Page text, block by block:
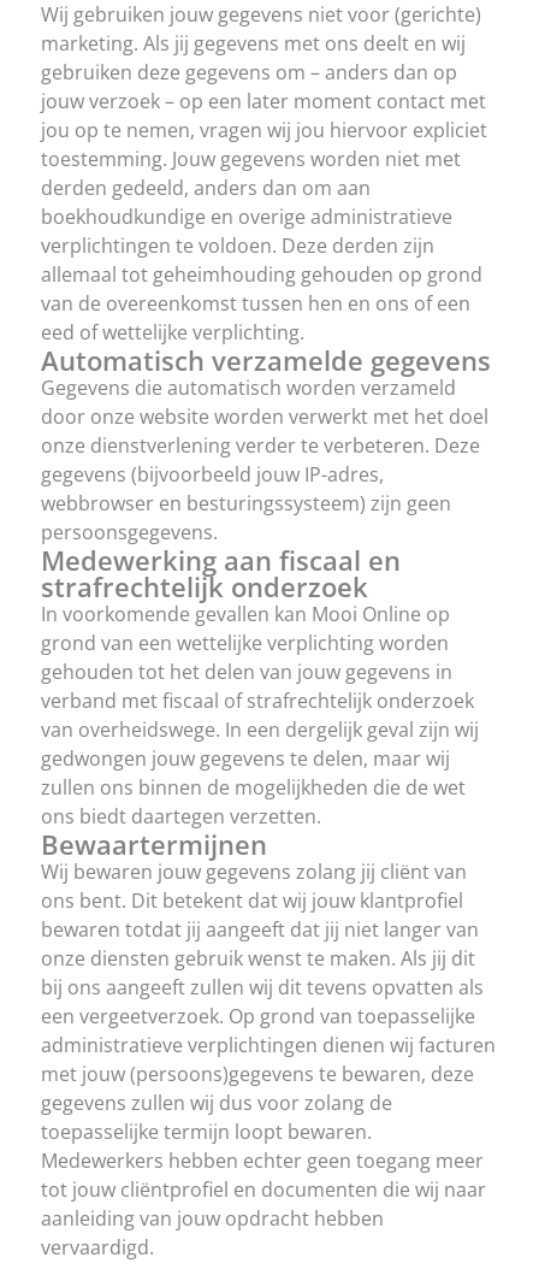
Wij gebruiken jouw gegevens niet voor (gerichte)
marketing. Als jij gegevens met ons deelt en wij
gebruiken deze gegevens om – anders dan op
jouw verzoek – op een later moment contact met
jou op te nemen, vragen wij jou hiervoor expliciet
toestemming. Jouw gegevens worden niet met
derden gedeeld, anders dan om aan
boekhoudkundige en overige administratieve
verplichtingen te voldoen. Deze derden zijn
allemaal tot geheimhouding gehouden op grond
van de overeenkomst tussen hen en ons of een
eed of wettelijke verplichting.
Automatisch verzamelde gegevens
Gegevens die automatisch worden verzameld
door onze website worden verwerkt met het doel
onze dienstverlening verder te verbeteren. Deze
gegevens (bijvoorbeeld jouw IP-adres,
webbrowser en besturingssysteem) zijn geen
persoonsgegevens.
Medewerking aan fiscaal en
strafrechtelijk onderzoek
In voorkomende gevallen kan Mooi Online op
grond van een wettelijke verplichting worden
gehouden tot het delen van jouw gegevens in
verband met fiscaal of strafrechtelijk onderzoek
van overheidswege. In een dergelijk geval zijn wij
gedwongen jouw gegevens te delen, maar wij
zullen ons binnen de mogelijkheden die de wet
ons biedt daartegen verzetten.
Bewaartermijnen
Wij bewaren jouw gegevens zolang jij cliënt van
ons bent. Dit betekent dat wij jouw klantprofiel
bewaren totdat jij aangeeft dat jij niet langer van
onze diensten gebruik wenst te maken. Als jij dit
bij ons aangeeft zullen wij dit tevens opvatten als
een vergeetverzoek. Op grond van toepasselijke
administratieve verplichtingen dienen wij facturen
met jouw (persoons)gegevens te bewaren, deze
gegevens zullen wij dus voor zolang de
toepasselijke termijn loopt bewaren.
Medewerkers hebben echter geen toegang meer
tot jouw cliëntprofiel en documenten die wij naar
aanleiding van jouw opdracht hebben
vervaardigd.